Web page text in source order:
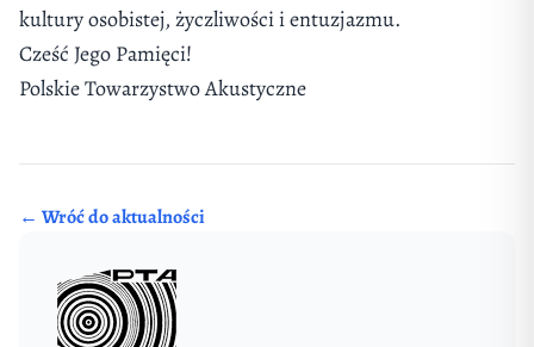
kultury osobistej, życzliwości i entuzjazmu.
Cześć Jego Pamięci!
Polskie Towarzystwo Akustyczne
← Wróć do aktualności